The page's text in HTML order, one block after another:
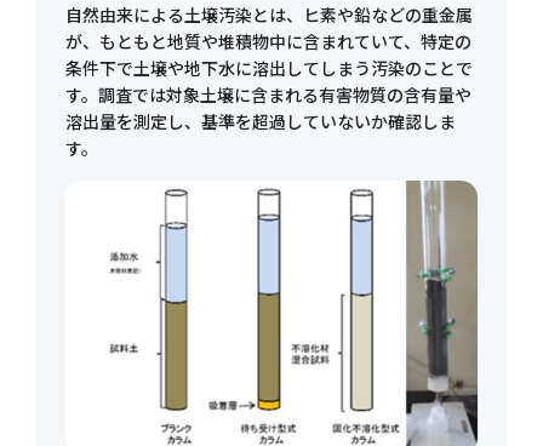
自然由来による土壌汚染とは、ヒ素や鉛などの重金属
が、もともと地質や堆積物中に含まれていて、特定の
条件下で土壌や地下水に溶出してしまう汚染のことで
す。調査では対象土壌に含まれる有害物質の含有量や
溶出量を測定し、基準を超過していないか確認しま
す。